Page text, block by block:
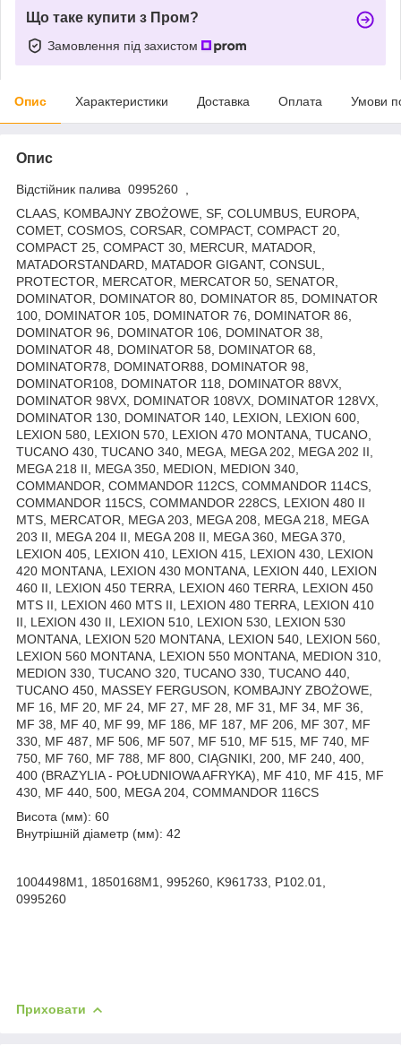
Що таке купити з Пром?
Замовлення під захистом
Опис Характеристики Доставка Оплата Умови
Опис
Відстійник палива 0995260 ,
CLAAS, KOMBAJNY ZBOŻOWE, SF, COLUMBUS, EUROPA,
COMET, COSMOS, CORSAR, COMPACT, COMPACT 20,
COMPACT 25, COMPACT 30, MERCUR, MATADOR,
MATADORSTANDARD, MATADOR GIGANT, CONSUL,
PROTECTOR, MERCATOR, MERCATOR 50, SENATOR,
DOMINATOR, DOMINATOR 80, DOMINATOR 85, DOMINATOR
100, DOMINATOR 105, DOMINATOR 76, DOMINATOR 86,
DOMINATOR 96, DOMINATOR 106, DOMINATOR 38,
DOMINATOR 48, DOMINATOR 58, DOMINATOR 68,
DOMINATOR78, DOMINATOR88, DOMINATOR 98,
DOMINATOR108, DOMINATOR 118, DOMINATOR 88VX,
DOMINATOR 98VX, DOMINATOR 108VX, DOMINATOR 128VX,
DOMINATOR 130, DOMINATOR 140, LEXION, LEXION 600,
LEXION 580, LEXION 570, LEXION 470 MONTANA, TUCANO,
TUCANO 430, TUCANO 340, MEGA, MEGA 202, MEGA 202 II,
MEGA 218 II, MEGA 350, MEDION, MEDION 340,
COMMANDOR, COMMANDOR 112CS, COMMANDOR 114CS,
COMMANDOR 115CS, COMMANDOR 228CS, LEXION 480 II
MTS, MERCATOR, MEGA 203, MEGA 208, MEGA 218, MEGA
203 II, MEGA 204 II, MEGA 208 II, MEGA 360, MEGA 370,
LEXION 405, LEXION 410, LEXION 415, LEXION 430, LEXION
420 MONTANA, LEXION 430 MONTANA, LEXION 440, LEXION
460 II, LEXION 450 TERRA, LEXION 460 TERRA, LEXION 450
MTS II, LEXION 460 MTS II, LEXION 480 TERRA, LEXION 410
II, LEXION 430 II, LEXION 510, LEXION 530, LEXION 530
MONTANA, LEXION 520 MONTANA, LEXION 540, LEXION 560,
LEXION 560 MONTANA, LEXION 550 MONTANA, MEDION 310,
MEDION 330, TUCANO 320, TUCANO 330, TUCANO 440,
TUCANO 450, MASSEY FERGUSON, KOMBAJNY ZBOŻOWE,
MF 16, MF 20, MF 24, MF 27, MF 28, MF 31, MF 34, MF 36,
MF 38, MF 40, MF 99, MF 186, MF 187, MF 206, MF 307, MF
330, MF 487, MF 506, MF 507, MF 510, MF 515, MF 740, MF
750, MF 760, MF 788, MF 800, CIĄGNIKI, 200, MF 240, 400,
400 (BRAZYLIA - POŁUDNIOWA AFRYKA), MF 410, MF 415, MF
430, MF 440, 500, MEGA 204, COMMANDOR 116CS
Висота (мм): 60
Внутрішній діаметр (мм): 42
1004498M1, 1850168M1, 995260, K961733, P102.01,
0995260
Приховати